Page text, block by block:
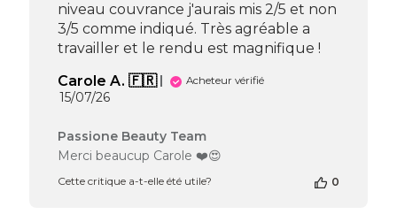
niveau couvrance j'aurais mis 2/5 et non
3/5 comme indiqué. Très agréable a
travailler et le rendu est magnifique !
Carole A. 🇫🇷
Acheteur vérifié
Date
publication
15/07/26
Commentaires
du
de
Passione Beauty Team
Merci beaucup Carole ❤️😍
Cette critique a-t-elle été utile? 0